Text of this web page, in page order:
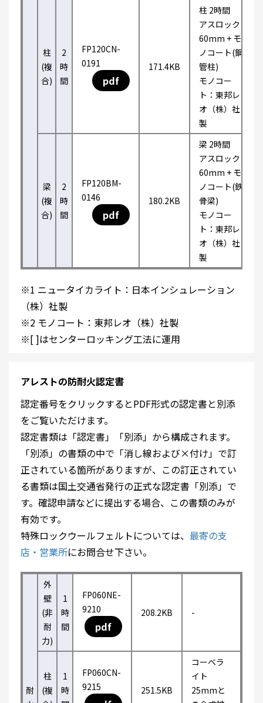
柱
(複
合)
2
時
間
FP120CN-
0191
pdf
171.4KB
柱 2時間
アスロック
60mm + モ
ノコート(鋼
管柱)
モノコー
ト：東邦レ
オ（株）社
製
梁
(複
合)
2
時
間
FP120BM-
0146
pdf
180.2KB
梁 2時間
アスロック
60mm + モ
ノコート(鉄
骨梁)
モノコー
ト：東邦レ
オ（株）社
製
※1 ニュータイカライト：日本インシュレーション
（株）社製
※2 モノコート：東邦レオ（株）社製
※[ ]はセンターロッキング工法に運用
アレストの防耐火認定書
認定番号をクリックするとPDF形式の認定書と別添
をご覧いただけます。
認定書類は「認定書」「別添」から構成されます。
「別添」の書類の中で「消し線および×付け」で訂
正されている箇所がありますが、この訂正されてい
る書類は国土交通省発行の正式な認定書「別添」で
す。確認申請などに提出する場合、この書類のみが
有効です。
特殊ロックウールフェルトについては、 最寄の支
店・営業所にお問合せ下さい。
耐
外
壁
(非
耐
力)
1
時
間
FP060NE-
9210
pdf
208.2KB -
柱
(複
1
時
FP060CN-
9215
251.5KB
コーベラ
イト
25mmと